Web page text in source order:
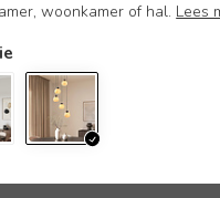
woonkamer of hal. Lees